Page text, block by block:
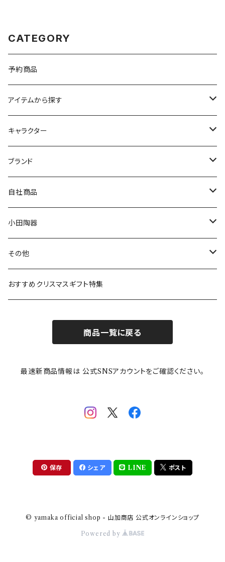
CATEGORY
予約商品
アイテムから探す
九谷焼
マグ＆カップ
プレート
ボウル
ガラスウェア
カトラリー
キャラクター
ムーミン
80th記念アイテム
リトルミイの日記念アイテム
MOOMIN ANIMATION
スヌーピー
ピーターラビット
ポケットモンスター
mofusand（モフサンド）
mofsand×日比谷花壇
ちびまる子ちゃんandクレヨンしんちゃん
ブランド
LA AMYS(エミーズ)
LISA LARSON(リサラーソン)
LAURA ASHLEY(ローラ アシュレイ)
Finlayson(フィンレイソン)
HANAE MORI(ハナエモリ)
THE BEATLES(ザ・ビートルズ)
【山加商店×yaeko】migratory bird
自社商品
ねこ企画
Cecera(セセラ)
CELEC(セレック)
隅切り重箱
HAPPY DINING(ハッピーダイニング)
小田陶器
さざなみ
吉祥
メイメイウェア
SoSo(ソソ）
その他
リサイクル食器
おすすめクリスマスギフト特集
商品一覧に戻る
最速新商品情報は 公式SNSアカウントをご確認ください。
保存 シェア LINE ポスト
© yamaka official shop - 山加商店 公式オンラインショップ
Powered by